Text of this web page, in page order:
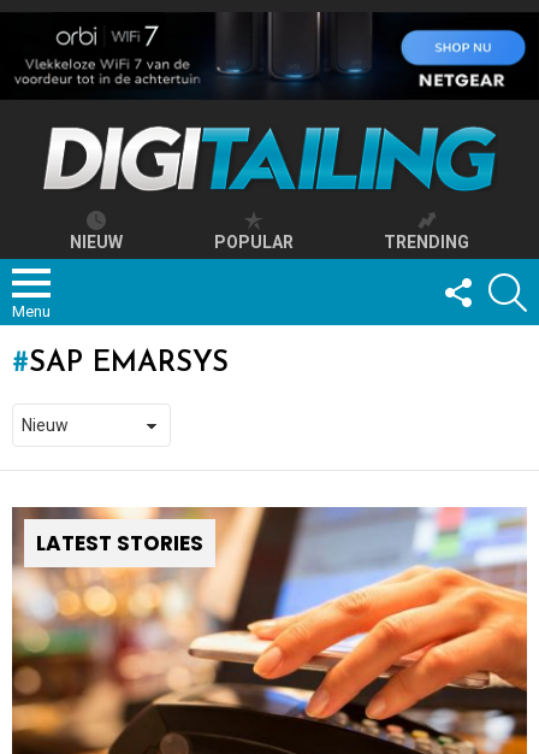
NIEUW POPULAR TRENDING
Menu
FOLLOW
US
SAP EMARSYS
LATEST STORIES